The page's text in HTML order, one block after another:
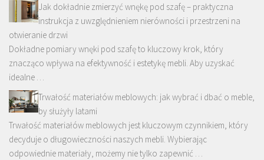
Jak dokładnie zmierzyć wnękę pod szafę – praktyczna
instrukcja z uwzględnieniem nierówności i przestrzeni na
otwieranie drzwi
Dokładne pomiary wnęki pod szafę to kluczowy krok, który
znacząco wpływa na efektywność i estetykę mebli. Aby uzyskać
idealne …
Trwałość materiałów meblowych: jak wybrać i dbać o meble,
by służyły latami
Trwałość materiałów meblowych jest kluczowym czynnikiem, który
decyduje o długowieczności naszych mebli. Wybierając
odpowiednie materiały, możemy nie tylko zapewnić …